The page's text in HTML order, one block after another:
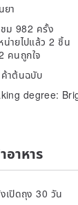
ยา
ม 982 ครั้ง
น่ายไปแล้ว 2 ชิ้น
คนถูกใจ
าต้นฉบับ
degree:
อาหาร
เปิดถุง 30 วัน